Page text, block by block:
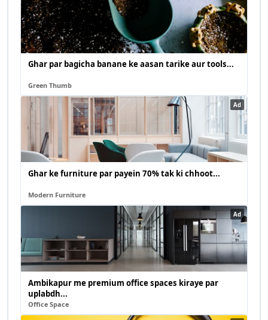
Ghar par bagicha banane ke aasan tarike aur tools...
Green Thumb
Ad
Ghar ke furniture par payein 70% tak ki chhoot...
Modern Furniture
Ad
Ambikapur me premium office spaces kiraye par
uplabdh...
Office Space